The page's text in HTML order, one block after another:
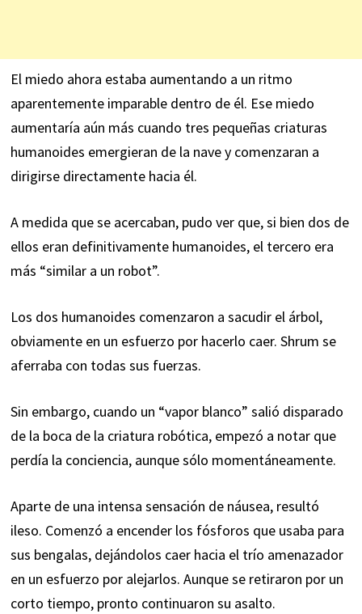
El miedo ahora estaba aumentando a un ritmo
aparentemente imparable dentro de él. Ese miedo
aumentaría aún más cuando tres pequeñas criaturas
humanoides emergieran de la nave y comenzaran a
dirigirse directamente hacia él.
A medida que se acercaban, pudo ver que, si bien dos de
ellos eran definitivamente humanoides, el tercero era
más “similar a un robot”.
Los dos humanoides comenzaron a sacudir el árbol,
obviamente en un esfuerzo por hacerlo caer. Shrum se
aferraba con todas sus fuerzas.
Sin embargo, cuando un “vapor blanco” salió disparado
de la boca de la criatura robótica, empezó a notar que
perdía la conciencia, aunque sólo momentáneamente.
Aparte de una intensa sensación de náusea, resultó
ileso. Comenzó a encender los fósforos que usaba para
sus bengalas, dejándolos caer hacia el trío amenazador
en un esfuerzo por alejarlos. Aunque se retiraron por un
corto tiempo, pronto continuaron su asalto.